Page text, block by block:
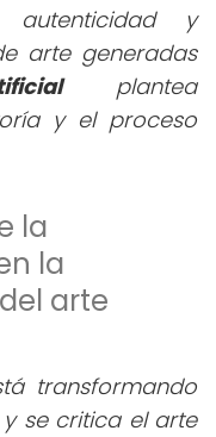
y
arte generadas
plantea
y el proceso
la
la
arte
transformando
se critica el arte